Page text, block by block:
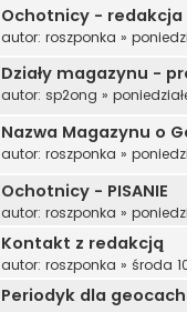
Ochotnicy - redakcja
autor: roszponka »
Działy magazynu -
autor: sp2ong »
Nazwa Magazynu o
autor: roszponka »
Ochotnicy - PISANIE
autor: roszponka »
Kontakt z redakcją
autor: roszponka » środa
Periodyk dla